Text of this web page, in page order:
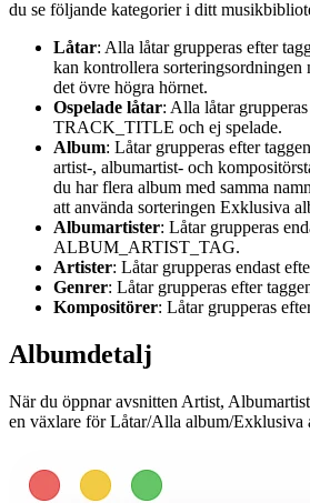
du se följande kategorier i ditt
Låtar: Alla låtar grupperas efter
kan kontrollera sorteringsordningen
det övre högra hörnet.
Ospelade låtar: Alla låtar
TRACK_TITLE och ej spelade.
Album: Låtar grupperas efter
artist-, albumartist- och
du har flera album med samma
att använda sorteringen Exklusiva
Albumartister: Låtar grupperas
ALBUM_ARTIST_TAG.
Artister: Låtar grupperas endast
Genrer: Låtar grupperas efter
Kompositörer: Låtar grupperas
Albumdetalj
När du öppnar avsnitten Artist,
en växlare för Låtar/Alla album/Exklusiva